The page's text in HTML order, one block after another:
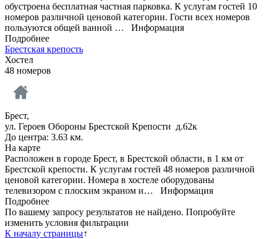
обустроена бесплатная частная парковка. К услугам гостей 10
номеров различной ценовой категории. Гости всех номеров
пользуются общей ванной … Информация
Подробнее
Брестская крепость
Хостел
48 номеров
Брест,
ул. Героев Обороны Брестской Крепости д.62к
До центра: 3.63 км.
На карте
Расположен в городе Брест, в Брестской области, в 1 км от
Брестской крепости. К услугам гостей 48 номеров различной
ценовой категории. Номера в хостеле оборудованы
телевизором с плоским экраном и… Информация
Подробнее
По вашему запросу результатов не найдено. Попробуйте
изменить условия фильтрации
К началу страницы↑